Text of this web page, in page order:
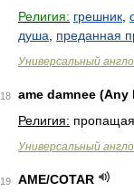
Религия: грешник
душа
преданная
Универсальный
18
ame damnee
Религия:
Универсальный
19
AME/COTAR